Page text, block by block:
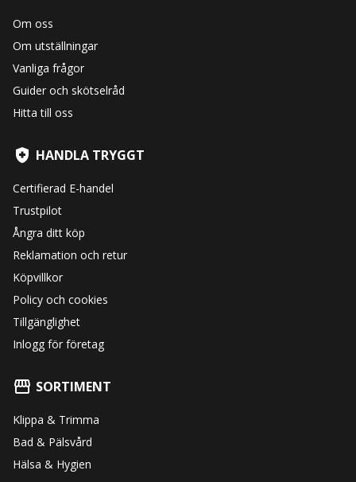
Om oss
Om utställningar
Vanliga frågor
Guider och skötselråd
Hitta till oss
HANDLA TRYGGT
Certifierad E-handel
Trustpilot
Ångra ditt köp
Reklamation och retur
Köpvillkor
Policy och cookies
Tillgänglighet
Inlogg för företag
SORTIMENT
Klippa & Trimma
Bad & Pälsvård
Hälsa & Hygien